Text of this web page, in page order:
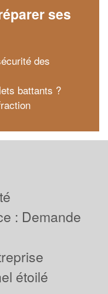
ses
des
battants ?
: Demande
étoilé